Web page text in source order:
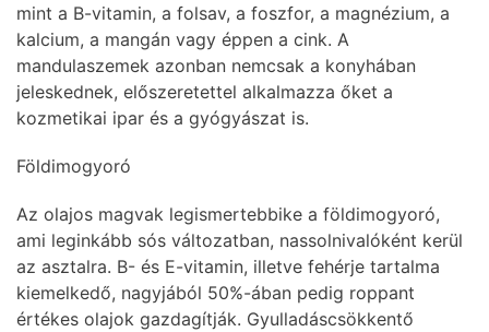
mint a B-vitamin, a folsav, a foszfor, a magnézium, a
kalcium, a mangán vagy éppen a cink. A
mandulaszemek azonban nemcsak a konyhában
jeleskednek, előszeretettel alkalmazza őket a
kozmetikai ipar és a gyógyászat is.
Földimogyoró
Az olajos magvak legismertebbike a földimogyoró,
ami leginkább sós változatban, nassolnivalóként kerül
az asztalra. B- és E-vitamin, illetve fehérje tartalma
kiemelkedő, nagyjából 50%-ában pedig roppant
értékes olajok gazdagítják. Gyulladáscsökkentő